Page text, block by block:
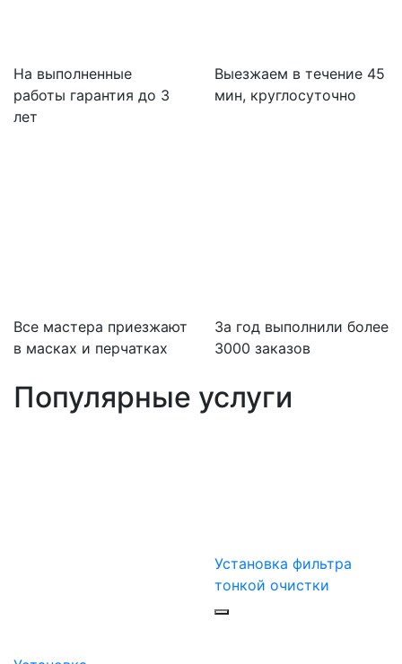
На выполненные
работы гарантия до 3
лет
Выезжаем в течение 45
мин, круглосуточно
Все мастера приезжают
в масках и перчатках
За год выполнили более
3000 заказов
Популярные услуги
Установка фильтра
тонкой очистки